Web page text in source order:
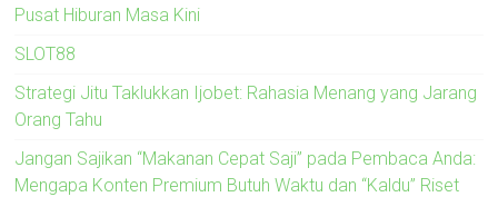
Pusat Hiburan Masa Kini
SLOT88
Strategi Jitu Taklukkan Ijobet: Rahasia Menang yang Jarang
Orang Tahu
Jangan Sajikan “Makanan Cepat Saji” pada Pembaca Anda:
Mengapa Konten Premium Butuh Waktu dan “Kaldu” Riset